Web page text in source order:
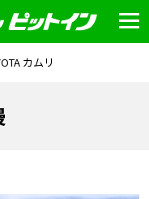
カムリ